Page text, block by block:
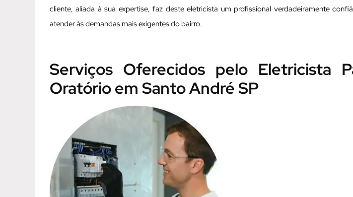
cliente, aliada à sua expertise, faz deste eletricista um profissional verdadeiramente
atender às demandas mais exigentes do bairro.
Serviços Oferecidos pelo Eletricista
Oratório em Santo André SP